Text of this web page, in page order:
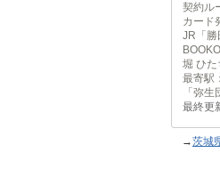
契約ル
カード
JR「勝
堀 ひ
最寄駅
「弥
最終更
→茨城